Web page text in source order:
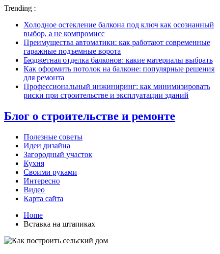
Trending :
Холодное остекление балкона под ключ как осознанный
выбор, а не компромисс
Преимущества автоматики: как работают современные
гаражные подъемные ворота
Бюджетная отделка балконов: какие материалы выбрать
Как оформить потолок на балконе: популярные решения
для ремонта
Профессиональный инжиниринг: как минимизировать
риски при строительстве и эксплуатации зданий
Блог о строительстве и ремонте
Полезные советы
Идеи дизайна
Загородный участок
Кухня
Своими руками
Интересно
Видео
Карта сайта
Home
Вставка на штапиках